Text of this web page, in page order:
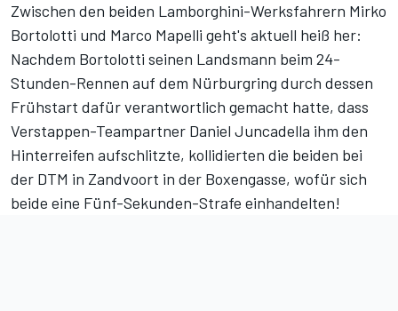
Zwischen den beiden Lamborghini-Werksfahrern Mirko
Bortolotti und Marco Mapelli geht's aktuell heiß her:
Nachdem Bortolotti seinen Landsmann beim 24-
Stunden-Rennen auf dem Nürburgring durch dessen
Frühstart dafür verantwortlich gemacht hatte, dass
Verstappen-Teampartner Daniel Juncadella ihm den
Hinterreifen aufschlitzte, kollidierten die beiden bei
der DTM in Zandvoort in der Boxengasse, wofür sich
beide eine Fünf-Sekunden-Strafe einhandelten!